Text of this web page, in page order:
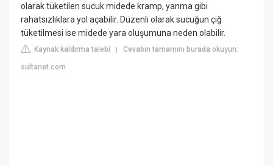
olarak tüketilen sucuk midede kramp, yanma gibi
rahatsızlıklara yol açabilir. Düzenli olarak sucuğun çiğ
tüketilmesi ise midede yara oluşumuna neden olabilir.
Kaynak kaldırma talebi |Cevabın tamamını burada okuyun:
sultanet.com